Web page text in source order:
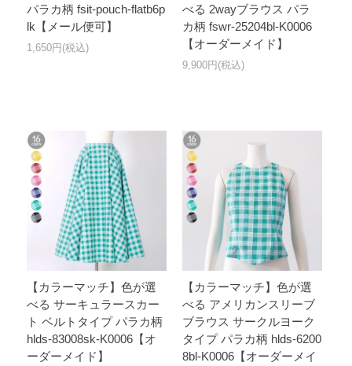
パラカ柄 fsit-pouch-flatb6p
lk【メール便可】
1,650円(税込)
べる 2wayブラウス パラ
カ柄 fswr-25204bl-K0006
【オーダーメイド】
9,900円(税込)
【カラーマッチ】色が選
べる サーキュラースカー
ト ベルトタイプ パラカ柄
hlds-83008sk-K0006【オ
ーダーメイド】
【カラーマッチ】色が選
べる アメリカンスリーブ
ブラウス サークルヨーク
タイプ パラカ柄 hlds-6200
8bl-K0006【オーダーメイ